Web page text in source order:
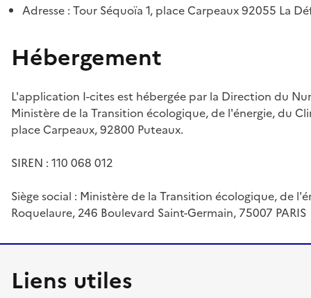
Adresse : Tour Séquoïa 1, place Carpeaux 92055 La
Hébergement
L'application I-cites est hébergée par la Direction du
Ministère de la Transition écologique, de l'énergie, du
place Carpeaux, 92800 Puteaux.
SIREN : 110 068 012
Siège social : Ministère de la Transition écologique, de
Roquelaure, 246 Boulevard Saint-Germain, 75007 PARIS
Liens utiles